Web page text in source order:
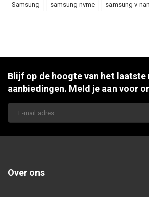
Samsung samsung nvme samsung v-
Blijf op de hoogte van het laatste
aanbiedingen. Meld je aan voor
Over ons